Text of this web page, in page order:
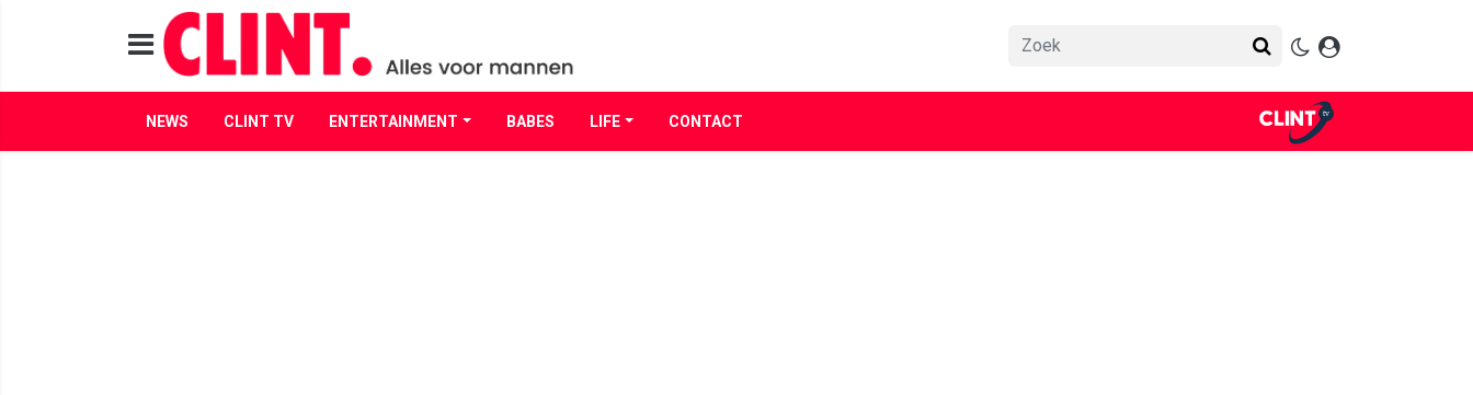
NEWS CLINT TV ENTERTAINMENT BABES LIFE CONTACT